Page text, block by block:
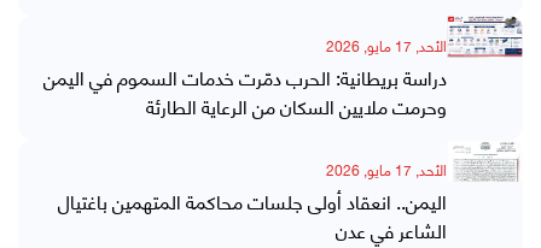
الأحد, 17 مايو, 2026
دراسة بريطانية: الحرب دمّرت خدمات السموم في اليمن
وحرمت ملايين السكان من الرعاية الطارئة
الأحد, 17 مايو, 2026
اليمن.. انعقاد أولى جلسات محاكمة المتهمين باغتيال
الشاعر في عدن